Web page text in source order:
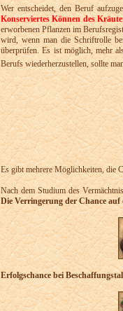
Wer entscheidet, den Beruf
Konserviertes Können des
erworbenen Pflanzen im
wird, wenn man die Schriftrolle
überprüfen. Es ist möglich, mehr
Berufs wiederherzustellen, sollte
Es gibt mehrere Möglichkeiten, die
Nach dem Studium des
Die Verringerung der Chance
Erfolgschance bei